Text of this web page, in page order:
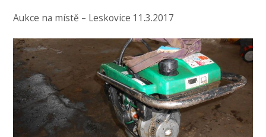
Aukce na místě – Leskovice 11.3.2017